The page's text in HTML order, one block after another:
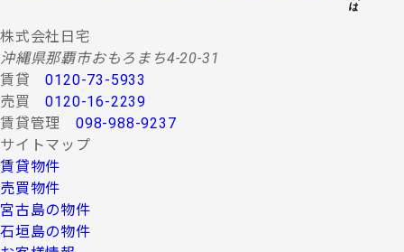
株式会社日宅
沖縄県那覇市おもろまち4-20-31
賃貸0120-73-5933
売買0120-16-2239
賃貸管理 098-988-9237
サイトマップ
賃貸物件
売買物件
宮古島の物件
石垣島の物件